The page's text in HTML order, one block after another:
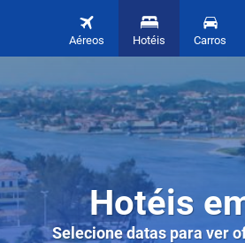
Aéreos Hotéis Carros
Hotéis
Selecione datas para ver